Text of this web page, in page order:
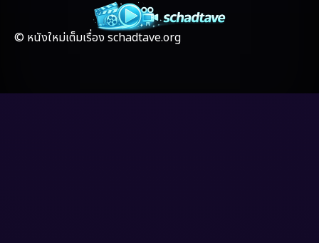
Gothic
HBO GO (7)
© หนังใหม่เต็มเรื่อง schadtave.org